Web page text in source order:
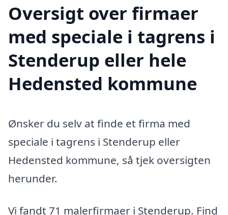
Oversigt over firmaer
med speciale i tagrens i
Stenderup eller hele
Hedensted kommune
Ønsker du selv at finde et firma med
speciale i tagrens i Stenderup eller
Hedensted kommune, så tjek oversigten
herunder.
Vi fandt 71 malerfirmaer i Stenderup. Find